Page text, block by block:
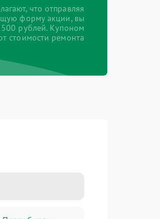
что отправляя
форму акции, вы
рублей. Купоном
стоимости ремонта